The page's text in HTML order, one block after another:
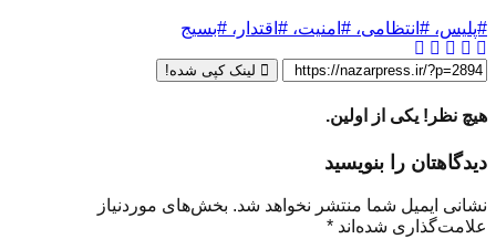
#پلیس، #انتظامی، #امنیت، #اقتدار، #بسیج
لینک کپی شده!
هیچ نظر! یکی از اولین.
دیدگاهتان را بنویسید
نشانی ایمیل شما منتشر نخواهد شد. بخش‌های موردنیاز
علامت‌گذاری شده‌اند *